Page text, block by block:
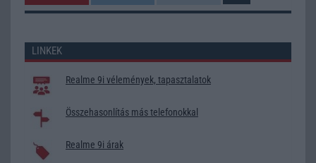
LINKEK
Realme 9i vélemények, tapasztalatok
Összehasonlítás más telefonokkal
Realme 9i árak